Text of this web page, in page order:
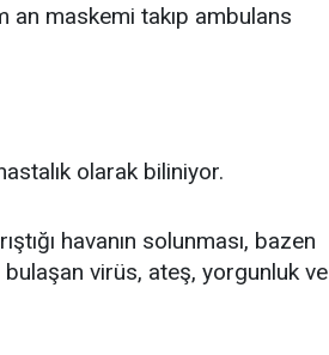
maskemi takıp ambulans
olarak biliniyor.
havanın solunması, bazen
bulaşan virüs, ateş, yorgunluk ve